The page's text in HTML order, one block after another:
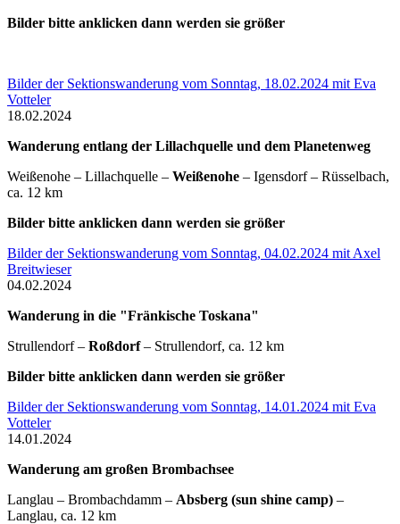
Bilder bitte anklicken dann werden sie größer
Bilder der Sektionswanderung vom Sonntag, 18.02.2024 mit Eva
Votteler
18.02.2024
Wanderung entlang der Lillachquelle und dem Planetenweg
Weißenohe – Lillachquelle – Weißenohe – Igensdorf – Rüsselbach,
ca. 12 km
Bilder bitte anklicken dann werden sie größer
Bilder der Sektionswanderung vom Sonntag, 04.02.2024 mit Axel
Breitwieser
04.02.2024
Wanderung in die "Fränkische Toskana"
Strullendorf – Roßdorf– Strullendorf, ca. 12 km
Bilder bitte anklicken dann werden sie größer
Bilder der Sektionswanderung vom Sonntag, 14.01.2024 mit Eva
Votteler
14.01.2024
Wanderung am großen Brombachsee
Langlau – Brombachdamm – Absberg (sun shine camp) –
Langlau, ca. 12 km